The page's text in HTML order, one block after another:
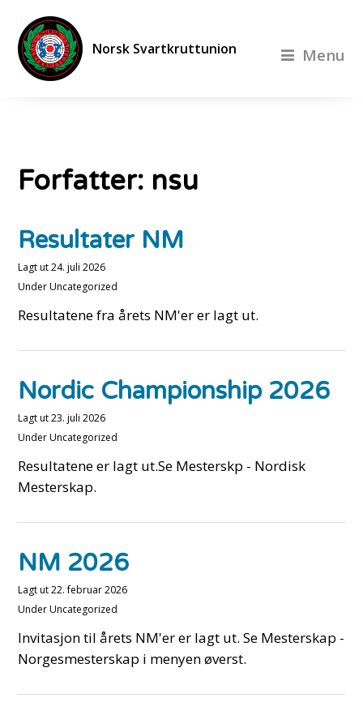
Norsk Svartkruttunion Menu
Forfatter: nsu
Resultater NM
Lagt ut24. juli 2026
UnderUncategorized
Resultatene fra årets NM'er er lagt ut.
Nordic Championship 2026
Lagt ut23. juli 2026
UnderUncategorized
Resultatene er lagt ut.Se Mesterskp - Nordisk
Mesterskap.
NM 2026
Lagt ut22. februar 2026
UnderUncategorized
Invitasjon til årets NM'er er lagt ut. Se Mesterskap -
Norgesmesterskap i menyen øverst.